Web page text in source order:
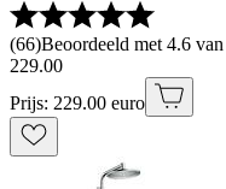
(66)Beoordeeld met 4.6
229.00
Prijs: 229.00 euro